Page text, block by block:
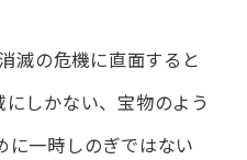
滅の危機に直面すると
にしかない、宝物のよう
に一時しのぎではない